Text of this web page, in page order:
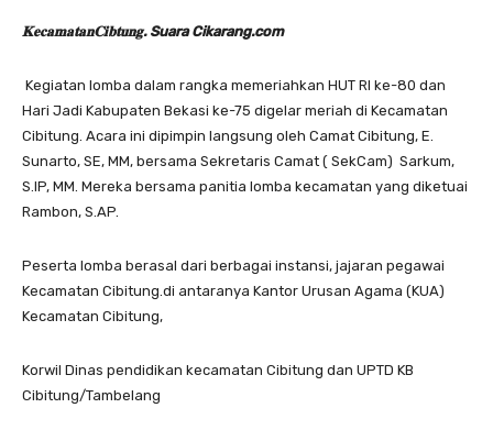
‎𝐊𝐞𝐜𝐚𝐦𝐚𝐭𝐚𝐧𝐂𝐢𝐛𝐭𝐮𝐧𝐠. Suara Cikarang.com
‎ Kegiatan lomba dalam rangka memeriahkan HUT RI ke-80 dan
Hari Jadi Kabupaten Bekasi ke-75 digelar meriah di Kecamatan
Cibitung. Acara ini dipimpin langsung oleh Camat Cibitung, E.
Sunarto, SE, MM, bersama Sekretaris Camat ( SekCam) Sarkum,
S.IP, MM. Mereka bersama panitia lomba kecamatan yang diketuai
Rambon, S.AP.
‎‎Peserta lomba berasal dari berbagai instansi, jajaran pegawai
Kecamatan Cibitung.di antaranya Kantor Urusan Agama (KUA)
Kecamatan Cibitung,
‎Korwil Dinas pendidikan kecamatan Cibitung dan UPTD KB
Cibitung/Tambelang